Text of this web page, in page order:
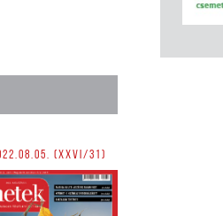
(XXVI/31)